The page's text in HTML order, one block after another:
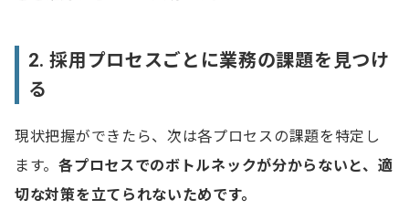
2. 採用プロセスごとに業務の課題を見つけ
る
現状把握ができたら、次は各プロセスの課題を特定し
ます。各プロセスでのボトルネックが分からないと、適
切な対策を立てられないためです。